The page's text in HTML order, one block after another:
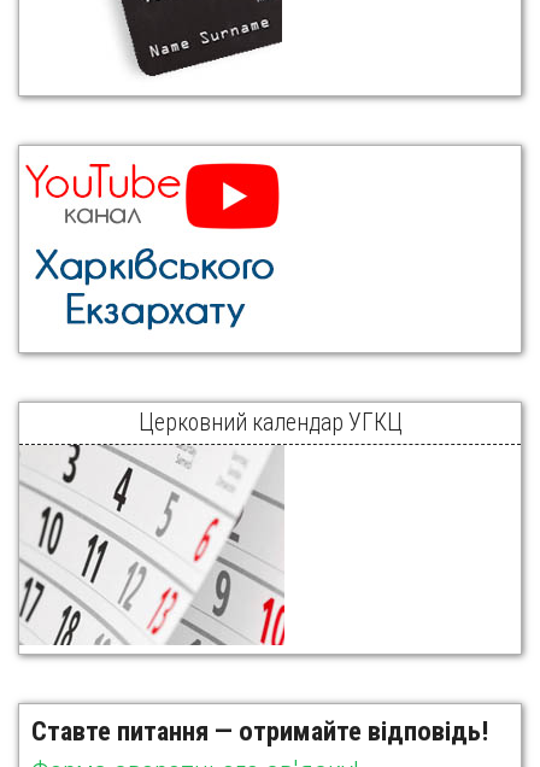
Церковний календар УГКЦ
Ставте питання — отримайте відповідь!